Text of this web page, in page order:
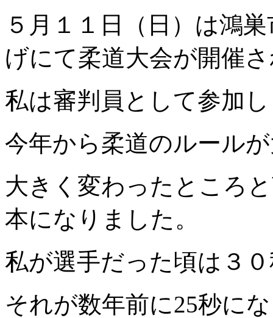
５月１１日（日）は鴻
げにて柔道大会が開催
私は審判員として参加
今年から柔道のルール
大きく変わったところ
本になりました。
私が選手だった頃は３
それが数年前に25秒に